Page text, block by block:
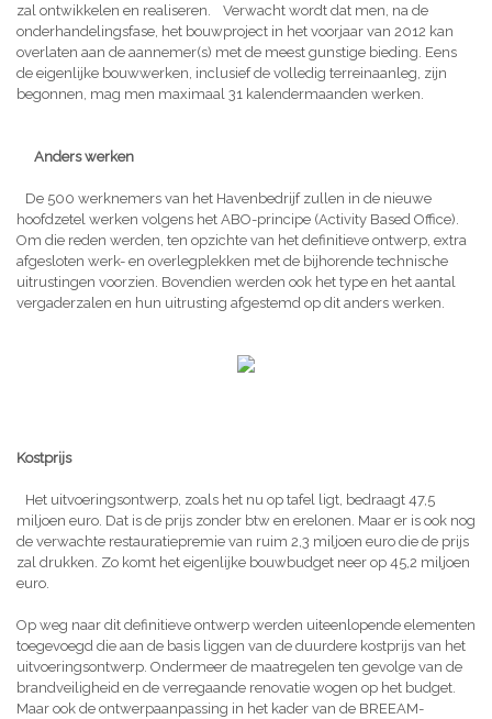
zal ontwikkelen en realiseren. Verwacht wordt dat men, na de
onderhandelingsfase, het bouwproject in het voorjaar van 2012 kan
overlaten aan de aannemer(s) met de meest gunstige bieding. Eens
de eigenlijke bouwwerken, inclusief de volledig terreinaanleg, zijn
begonnen, mag men maximaal 31 kalendermaanden werken.
Anders werken
De 500 werknemers van het Havenbedrijf zullen in de nieuwe
hoofdzetel werken volgens het ABO-principe (Activity Based Office).
Om die reden werden, ten opzichte van het definitieve ontwerp, extra
afgesloten werk- en overlegplekken met de bijhorende technische
uitrustingen voorzien. Bovendien werden ook het type en het aantal
vergaderzalen en hun uitrusting afgestemd op dit anders werken.
Kostprijs
Het uitvoeringsontwerp, zoals het nu op tafel ligt, bedraagt 47,5
miljoen euro. Dat is de prijs zonder btw en erelonen. Maar er is ook nog
de verwachte restauratiepremie van ruim 2,3 miljoen euro die de prijs
zal drukken. Zo komt het eigenlijke bouwbudget neer op 45,2 miljoen
euro.
Op weg naar dit definitieve ontwerp werden uiteenlopende elementen
toegevoegd die aan de basis liggen van de duurdere kostprijs van het
uitvoeringsontwerp. Ondermeer de maatregelen ten gevolge van de
brandveiligheid en de verregaande renovatie wogen op het budget.
Maar ook de ontwerpaanpassing in het kader van de BREEAM-